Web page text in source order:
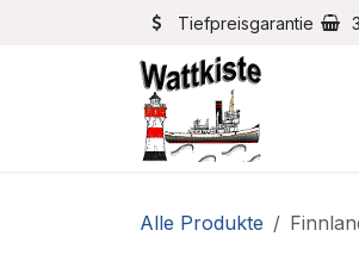
Zum Inhalt springenTiefpreisgarantie
Alle Produkte